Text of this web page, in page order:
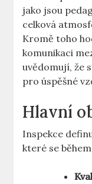
jako jsou⁢
celková⁣
Kromě toho
komunikaci
‌uvědomují, že
pro úspěšné
Hlavní
Inspekce
které se